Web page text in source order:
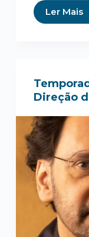
Ler Mais
Direção